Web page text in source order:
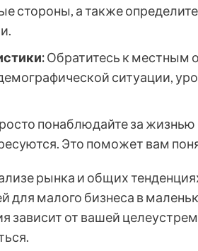
стороны, а также
Обратитесь к местным
ситуации,
понаблюдайте за жизнью
Это поможет вам
рынка и общих
для малого бизнеса в
зависит от вашей